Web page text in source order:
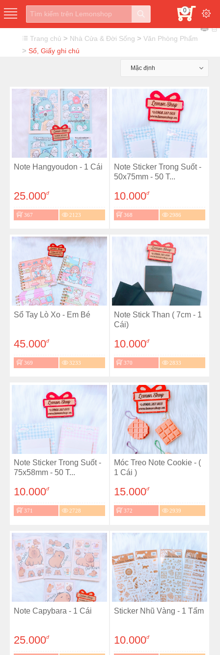
0
Trang chủ > Nhà Cửa & Đời Sống > Văn Phòng Phẩm
> Sổ, Giấy ghi chú
Mặc định
Note Hangyoudon - 1 Cái
25.000đ
367 2123
Note Sticker Trong Suốt -
50x75mm - 50 T...
10.000đ
368 2986
Sổ Tay Lò Xo - Em Bé
45.000đ
369 3233
Note Stick Than ( 7cm - 1
Cái)
10.000đ
370 2833
Note Sticker Trong Suốt -
75x58mm - 50 T...
10.000đ
371 2728
Móc Treo Note Cookie - (
1 Cái )
15.000đ
372 2939
Note Capybara - 1 Cái
25.000đ
Sticker Nhũ Vàng - 1 Tấm
10.000đ